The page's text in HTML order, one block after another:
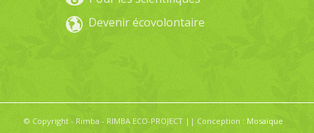
Devenir écovolontaire
© Copyright - Rimba - RIMBA ECO-PROJECT || Conception : Mosaïque